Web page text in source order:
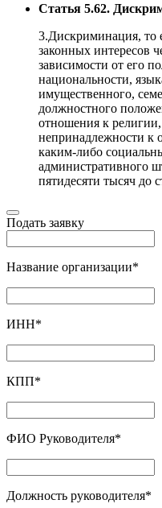
Статья 5.62.
3.Дискриминация, то
законных интересов
зависимости от его
национальности,
имущественного,
должностного
отношения к
непринадлежности к
каким-либо
административного
пятидесяти тысяч до
Подать заявку
Название организации*
ИНН*
КПП*
ФИО Руководителя*
Должность руководителя*